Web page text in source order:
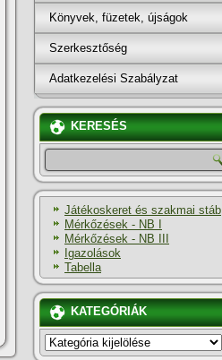
Könyvek, füzetek, újságok
Szerkesztőség
Adatkezelési Szabályzat
KERESÉS
Játékoskeret és szakmai stáb
Mérkőzések - NB I
Mérkőzések - NB III
Igazolások
Tabella
KATEGÓRIÁK
KATEGÓRIÁK